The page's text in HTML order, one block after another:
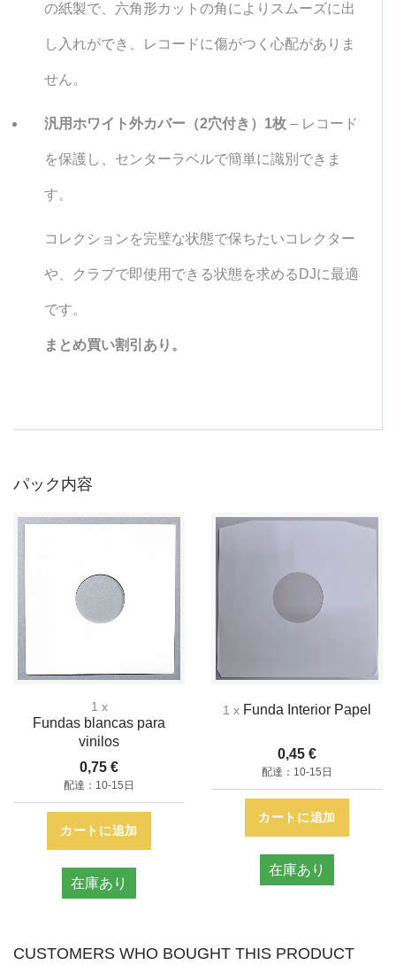
の紙製で、六角形カットの角によりスムーズに出
し入れができ、レコードに傷がつく心配がありま
せん。
汎用ホワイト外カバー（2穴付き）1枚 – レコード
を保護し、センターラベルで簡単に識別できま
す。
コレクションを完璧な状態で保ちたいコレクター
や、クラブで即使用できる状態を求めるDJに最適
です。
まとめ買い割引あり。
パック内容
1 x
Fundas blancas para
vinilos
0,75 €
配達：10-15日
カートに追加
在庫あり
1 x Funda Interior Papel
0,45 €
配達：10-15日
カートに追加
在庫あり
CUSTOMERS WHO BOUGHT THIS PRODUCT